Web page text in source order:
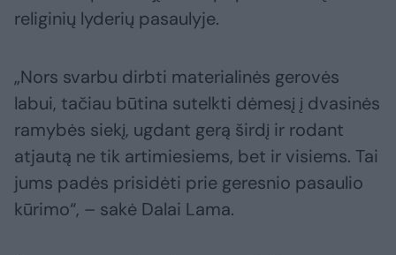
religinių lyderių pasaulyje.
„Nors svarbu dirbti materialinės gerovės
labui, tačiau būtina sutelkti dėmesį į dvasinės
ramybės siekį, ugdant gerą širdį ir rodant
atjautą ne tik artimiesiems, bet ir visiems. Tai
jums padės prisidėti prie geresnio pasaulio
kūrimo“, – sakė Dalai Lama.